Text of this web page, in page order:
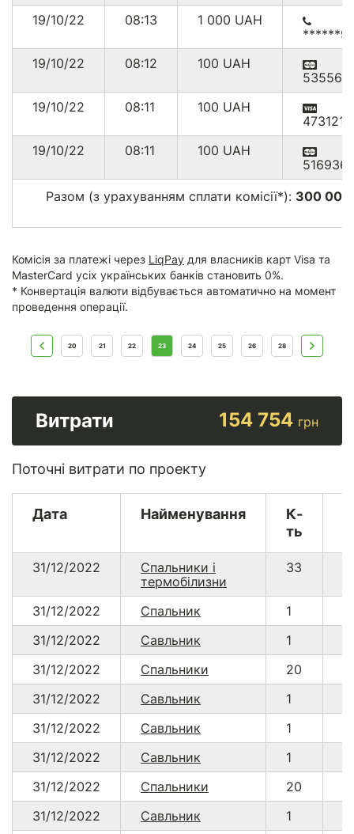
19/10/22
08:13 1 000 UAH
19/10/22
08:12 100 UAH
19/10/22
08:11 100 UAH
19/10/22
08:11 100 UAH
Разом (з урахуванням сплати комісії*): 300
Комісія за платежі через LiqPay для власників карт Visa та
MasterCard усіх українських банків становить 0%.
* Конвертація валюти відбувається автоматично на момент
проведення операції.
20 21 22 23 24 25 26 28
Витрати 154 754 грн
Поточні витрати по проекту
Дата Найменування
К-
ть
31/12/2022
Спальники і
термобілизни
33
31/12/2022 Спальник 1
31/12/2022
Савльник 1
31/12/2022
Спальники 20
31/12/2022
Савльник 1
31/12/2022
Савльник 1
31/12/2022
Савльник 1
31/12/2022
Спальники 20
31/12/2022
Савльник 1